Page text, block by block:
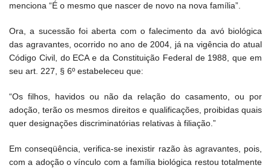
menciona “É o mesmo que nascer de novo na nova família”.
Ora, a sucessão foi aberta com o falecimento da avó biológica
das agravantes, ocorrido no ano de 2004, já na vigência do atual
Código Civil, do ECA e da Constituição Federal de 1988, que em
seu art. 227, § 6º estabeleceu que:
“Os filhos, havidos ou não da relação do casamento, ou por
adoção, terão os mesmos direitos e qualificações, proibidas quais
quer designações discriminatórias relativas à filiação.”
Em conseqüência, verifica-se inexistir razão às agravantes, pois,
com a adoção o vínculo com a família biológica restou totalmente